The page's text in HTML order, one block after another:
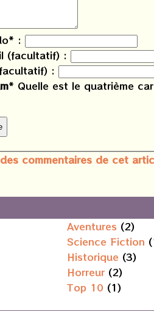
:
(facultatif) :
:
* Quelle est le quatrième
commentaires de cet
Aventures (2)
Science Fiction
Historique (3)
Horreur (2)
Top 10 (1)